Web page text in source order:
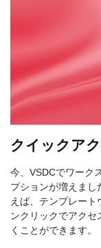
クイックア
今、VSDCでワーク
プションが増えまし
えば、テンプレー
ンクリックでアク
くことができます。